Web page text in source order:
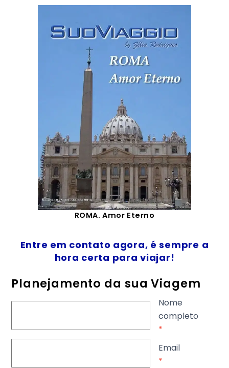
ROMA. Amor Eterno
Entre em contato agora, é sempre a
hora certa para viajar!
Planejamento da sua Viagem
Nome
completo
*
Email
*